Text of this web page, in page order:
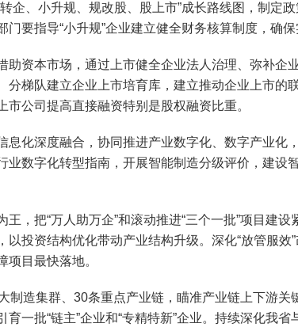
、小升规、规改股、股上市”成长路线图，制定
要指导“小升规”企业建立健全财务核算制度，确
本市场，通过上市健全企业法人治理、弥补企
分梯队建立企业上市培育库，建立推动企业上市
公司提高直接融资特别是股权融资比重。
深度融合，协同推进产业数字化、数字产业化
业数字化转型指南，开展智能制造分级评价，建
把“万人助万企”和滚动推进“三个一批”项目建设
投资结构优化带动产业结构升级。深化“放管服
项目最快落地。
造集群、30条重点产业链，瞄准产业链上下游关
一批“链主”企业和“专精特新”企业。持续深化我